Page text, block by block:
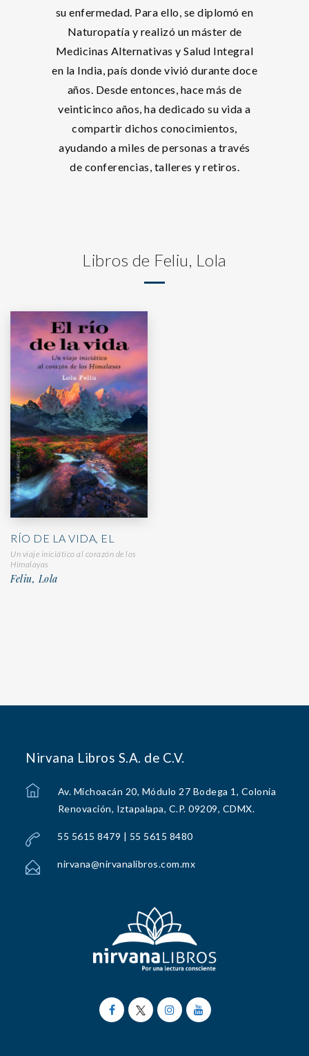
su enfermedad. Para ello, se diplomó en
Naturopatía y realizó un máster de
Medicinas Alternativas y Salud Integral
en la India, país donde vivió durante doce
años. Desde entonces, hace más de
veinticinco años, ha dedicado su vida a
compartir dichos conocimientos,
ayudando a miles de personas a través
de conferencias, talleres y retiros.
Libros de Feliu, Lola
RÍO DE LA VIDA, EL
Un viaje iniciático al corazón de los
Himalayas
Feliu, Lola
Nirvana Libros S.A. de C.V.
Av. Michoacán 20, Módulo 27 Bodega 1, Colonia
Renovación, Iztapalapa, C.P. 09209, CDMX.
55 5615 8479 | 55 5615 8480
nirvana@nirvanalibros.com.mx